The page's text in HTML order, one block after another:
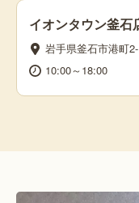
イオンタウン釜石
岩手県釜石市港町
10:00～18:00